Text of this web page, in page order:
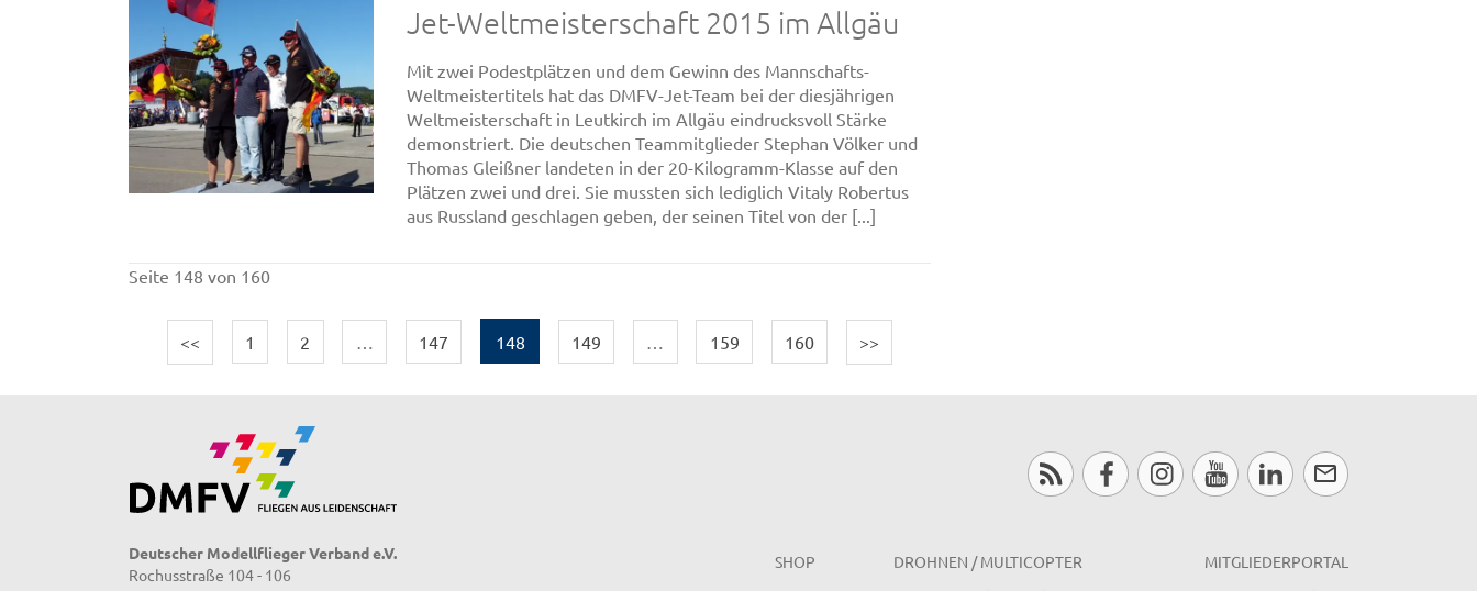
Jet-Weltmeisterschaft 2015 im Allgäu
Mit zwei Podestplätzen und dem Gewinn des Mannschafts-
Weltmeistertitels hat das DMFV-Jet-Team bei der diesjährigen
Weltmeisterschaft in Leutkirch im Allgäu eindrucksvoll Stärke
demonstriert. Die deutschen Teammitglieder Stephan Völker und
Thomas Gleißner landeten in der 20-Kilogramm-Klasse auf den
Plätzen zwei und drei. Sie mussten sich lediglich Vitaly Robertus
aus Russland geschlagen geben, der seinen Titel von der [...]
Seite 148 von 160
<< 1 2 147 148 149 159 160 >>
Deutscher Modellflieger Verband e.V.
Rochusstraße 104 - 106
SHOP
DROHNEN / MULTICOPTER
MITGLIEDERPORTAL